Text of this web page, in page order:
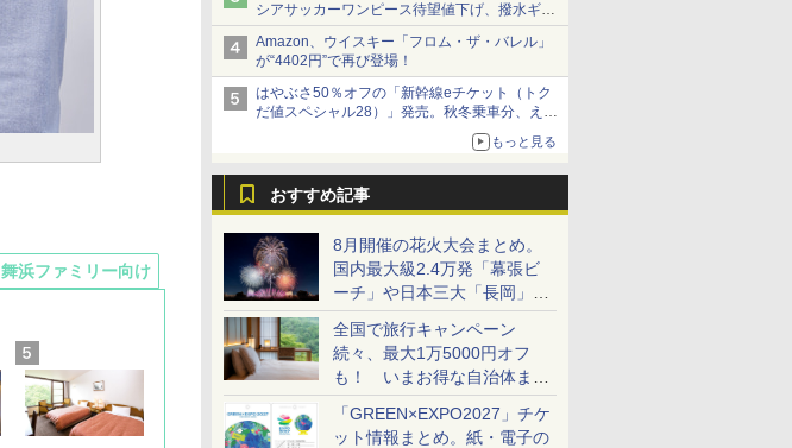
シアサッカーワンピース待望値下げ、撥水ギア
ショーツは1990円に
Amazon、ウイスキー「フロム・ザ・バレル」
が“4402円”で再び登場！
はやぶさ50％オフの「新幹線eチケット（トク
だ値スペシャル28）」発売。秋冬乗車分、えき
もっと見る
おすすめ記事
8月開催の花火大会まとめ。
国内最大級2.4万発「幕張ビ
ーチ」や日本三大「長岡」な
ど大型イベント目白押し！
全国で旅行キャンペーン
続々、最大1万5000円オフ
も！ いまお得な自治体まと
め
「GREEN×EXPO2027」チケ
ット情報まとめ。紙・電子の
舞浜ファミリー向け